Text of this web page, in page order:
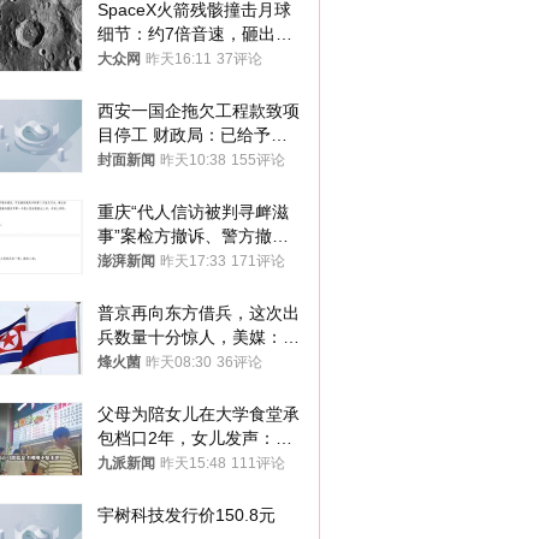
SpaceX火箭残骸撞击月球
细节：约7倍音速，砸出直
径约30米撞击坑
大众网 昨天16:11 37评论
西安一国企拖欠工程款致项
目停工 财政局：已给予处
分，正督促整改
封面新闻 昨天10:38 155评论
重庆“代人信访被判寻衅滋
事”案检方撤诉、警方撤
案，两被告人获国赔
澎湃新闻 昨天17:33 171评论
普京再向东方借兵，这次出
兵数量十分惊人，美媒：俄
朝要动真格？
烽火菌 昨天08:30 36评论
父母为陪女儿在大学食堂承
包档口2年，女儿发声：初
衷是为了陪伴，毕业后将不
九派新闻 昨天15:48 111评论
宇树科技发行价150.8元